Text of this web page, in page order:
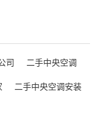
司
二手中央空调
二手中央空调安装